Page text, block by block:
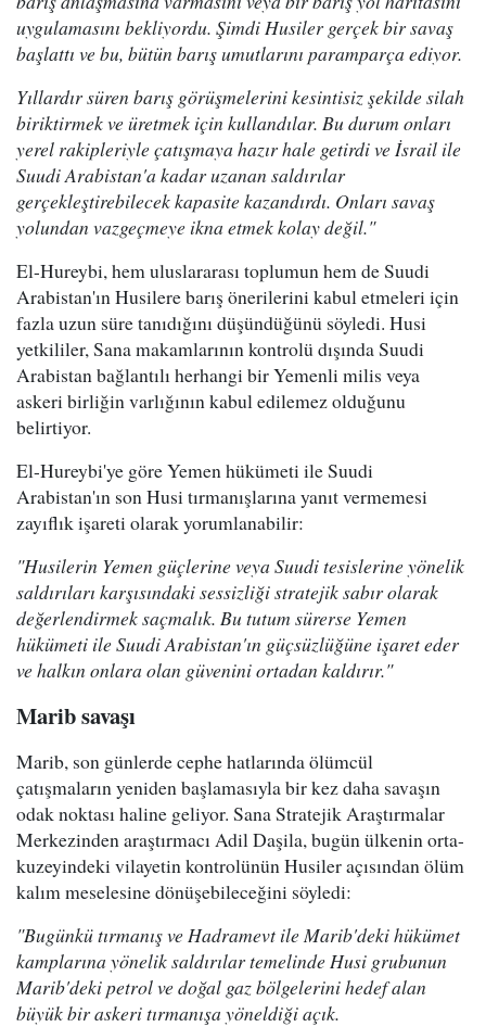
uygulamasını bekliyordu. Şimdi Husiler gerçek bir savaş
başlattı ve bu, bütün barış umutlarını paramparça ediyor.
Yıllardır süren barış görüşmelerini kesintisiz şekilde silah
biriktirmek ve üretmek için kullandılar. Bu durum onları
yerel rakipleriyle çatışmaya hazır hale getirdi ve İsrail ile
Suudi Arabistan'a kadar uzanan saldırılar
gerçekleştirebilecek kapasite kazandırdı. Onları savaş
yolundan vazgeçmeye ikna etmek kolay değil."
El-Hureybi, hem uluslararası toplumun hem de Suudi
Arabistan'ın Husilere barış önerilerini kabul etmeleri için
fazla uzun süre tanıdığını düşündüğünü söyledi. Husi
yetkililer, Sana makamlarının kontrolü dışında Suudi
Arabistan bağlantılı herhangi bir Yemenli milis veya
askeri birliğin varlığının kabul edilemez olduğunu
belirtiyor.
El-Hureybi'ye göre Yemen hükümeti ile Suudi
Arabistan'ın son Husi tırmanışlarına yanıt vermemesi
zayıflık işareti olarak yorumlanabilir:
"Husilerin Yemen güçlerine veya Suudi tesislerine yönelik
saldırıları karşısındaki sessizliği stratejik sabır olarak
değerlendirmek saçmalık. Bu tutum sürerse Yemen
hükümeti ile Suudi Arabistan'ın güçsüzlüğüne işaret eder
ve halkın onlara olan güvenini ortadan kaldırır."
Marib savaşı
Marib, son günlerde cephe hatlarında ölümcül
çatışmaların yeniden başlamasıyla bir kez daha savaşın
odak noktası haline geliyor. Sana Stratejik Araştırmalar
Merkezinden araştırmacı Adil Daşila, bugün ülkenin orta-
kuzeyindeki vilayetin kontrolünün Husiler açısından ölüm
kalım meselesine dönüşebileceğini söyledi:
"Bugünkü tırmanış ve Hadramevt ile Marib'deki hükümet
kamplarına yönelik saldırılar temelinde Husi grubunun
Marib'deki petrol ve doğal gaz bölgelerini hedef alan
büyük bir askeri tırmanışa yöneldiği açık.